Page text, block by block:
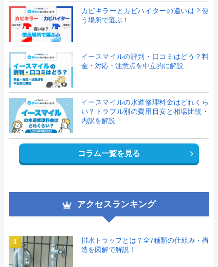
カビキラーとカビハイターの違いは？使
う場所で選ぶ！
イースマイルの評判・口コミはどう？料
金・対応・注意点を中立的に解説
イースマイルの水道修理料金はどれくら
い？トラブル別の費用目安と相場比較・
内訳を解説
コラム一覧を見る
アクセスランキング
1
排水トラップとは？全7種類の仕組み・構
造を図解で解説！